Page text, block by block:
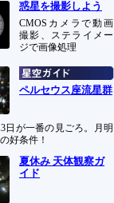
惑星を撮影しよう
CMOSカメラで動画
撮影、ステライメー
ジで画像処理
ペルセウス座流星群
日が一番の見ごろ。月明
好条件！
夏休み 天体観察ガ
イド